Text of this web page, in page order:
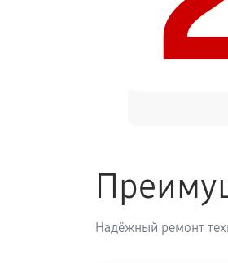
Надёжный ремонт